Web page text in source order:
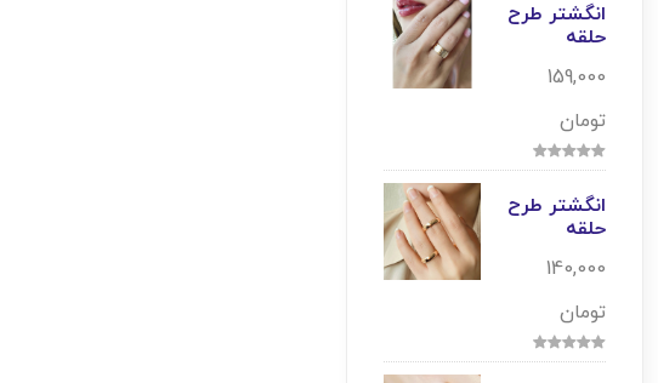
انگشتر طرح
حلقه
159,000
تومان
انگشتر طرح
حلقه
140,000
تومان